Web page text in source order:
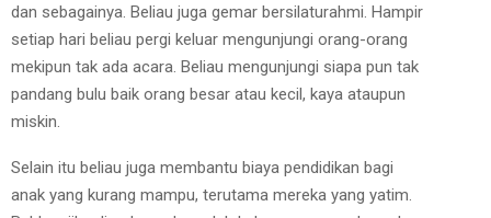
dan sebagainya. Beliau juga gemar bersilaturahmi. Hampir
setiap hari beliau pergi keluar mengunjungi orang-orang
mekipun tak ada acara. Beliau mengunjungi siapa pun tak
pandang bulu baik orang besar atau kecil, kaya ataupun
miskin.
Selain itu beliau juga membantu biaya pendidikan bagi
anak yang kurang mampu, terutama mereka yang yatim.